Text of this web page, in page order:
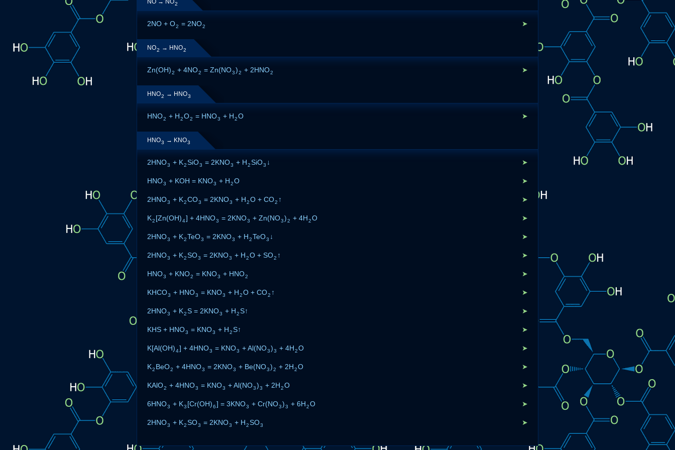
NO → NO2
2NO + O2 = 2NO2 ➤
NO2 → HNO2
Zn(OH)2 + 4NO2 = Zn(NO3)2 + 2HNO2 ➤
HNO2 → HNO3
HNO2 + H2O2 = HNO3 + H2O ➤
HNO3 → KNO3
2HNO3 + K2SiO3 = 2KNO3 + H2SiO3 ↓ ➤
HNO3 + KOH = KNO3 + H2O ➤
2HNO3 + K2CO3 = 2KNO3 + H2O + CO2 ↑ ➤
K2 [Zn(OH)4] + 4HNO3 = 2KNO3 + Zn(NO3)2 + 4H2O ➤
2HNO3 + K2TeO3 = 2KNO3 + H2TeO3 ↓ ➤
2HNO3 + K2SO3 = 2KNO3 + H2O + SO2 ↑ ➤
HNO3 + KNO2 = KNO3 + HNO2 ➤
KHCO3 + HNO3 = KNO3 + H2O + CO2 ↑ ➤
2HNO3 + K2S = 2KNO3 + H2S↑ ➤
KHS + HNO3 = KNO3 + H2S↑ ➤
K[Al(OH)4] + 4HNO3 = KNO3 + Al(NO3)3 + 4H2O ➤
K2 BeO2 + 4HNO3 = 2KNO3 + Be(NO3)2 + 2H2O ➤
KAlO2 + 4HNO3 = KNO3 + Al(NO3)3 + 2H2O ➤
6HNO3 + K3 [Cr(OH)6] = 3KNO3 + Cr(NO3)3 + 6H2O ➤
2HNO3 + K2SO3 = 2KNO3 + H2SO3 ➤